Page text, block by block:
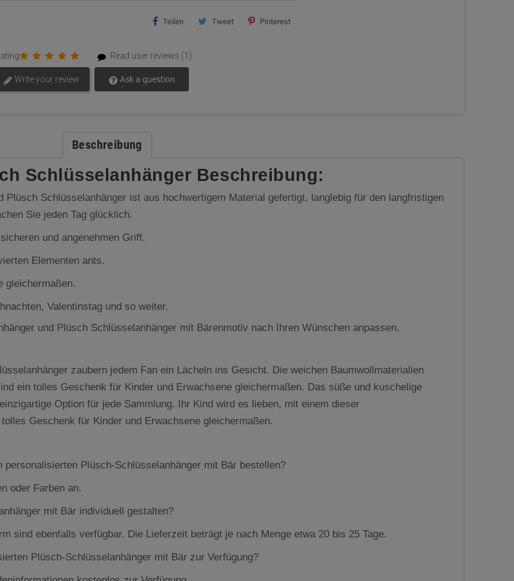
Teilen Tweet Pinterest
Read user reviews (1)
Write your review Ask a question
Beschreibung
Schlüsselanhänger Beschreibung:
Plüsch Schlüsselanhänger ist aus hochwertigem Material gefertigt, langlebig für den langfristigen
Sie jeden Tag glücklich.
und angenehmen Griff.
Elementen ants.
gleichermaßen.
Valentinstag und so weiter.
und Plüsch Schlüsselanhänger mit Bärenmotiv nach Ihren Wünschen anpassen.
zaubern jedem Fan ein Lächeln ins Gesicht. Die weichen Baumwollmaterialien
ein tolles Geschenk für Kinder und Erwachsene gleichermaßen. Das süße und kuschelige
Option für jede Sammlung. Ihr Kind wird es lieben, mit einem dieser
Geschenk für Kinder und Erwachsene gleichermaßen.
Plüsch-Schlüsselanhänger mit Bär bestellen?
oder Farben an.
mit Bär individuell gestalten?
sind ebenfalls verfügbar. Die Lieferzeit beträgt je nach Menge etwa 20 bis 25 Tage.
Plüsch-Schlüsselanhänger mit Bär zur Verfügung?